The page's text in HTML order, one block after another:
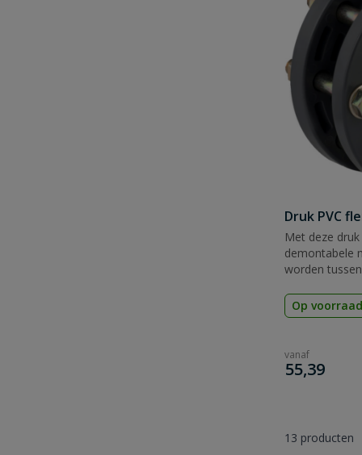
Druk PVC
Met deze
demontabele
worden
Op voorraad
vanaf
€
55,39
13 producten